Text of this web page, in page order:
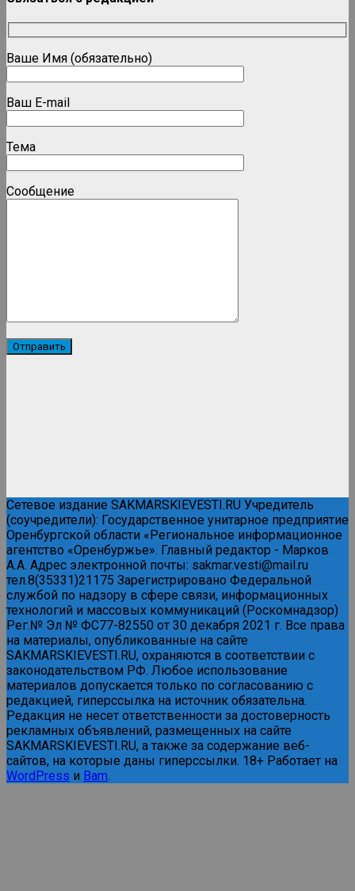
Ваше Имя (обязательно)
Ваш E-mail
Тема
Сообщение
Сетевое издание SAKMARSKIEVESTI.RU Учредитель
(соучредители): Государственное унитарное предприятие
Оренбургской области «Региональное информационное
агентство «Оренбуржье». Главный редактор - Марков
А.А. Адрес электронной почты: sakmar.vesti@mail.ru
тел.8(35331)21175 Зарегистрировано Федеральной
службой по надзору в сфере связи, информационных
технологий и массовых коммуникаций (Роскомнадзор)
Рег.№ Эл № ФС77-82550 от 30 декабря 2021 г. Все права
на материалы, опубликованные на сайте
SAKMARSKIEVESTI.RU, охраняются в соответствии с
законодательством РФ. Любое использование
материалов допускается только по согласованию с
редакцией, гиперссылка на источник обязательна.
Редакция не несет ответственности за достоверность
рекламных объявлений, размещенных на сайте
SAKMARSKIEVESTI.RU, а также за содержание веб-
сайтов, на которые даны гиперссылки. 18+ Работает на
WordPress и Bam.